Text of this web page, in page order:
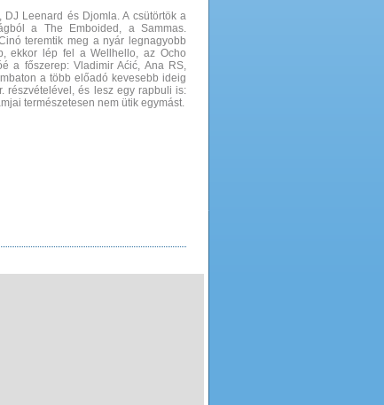
Leenard és Djomla. A csütörtök a
a The Emboided, a Sammas.
teremtik meg a nyár legnagyobb
ekkor lép fel a Wellhello, az Ocho
a főszerep: Vladimir Aćić, Ana RS,
a több előadó kevesebb ideig
részvételével, és lesz egy rapbuli is:
természetesen nem ütik egymást.